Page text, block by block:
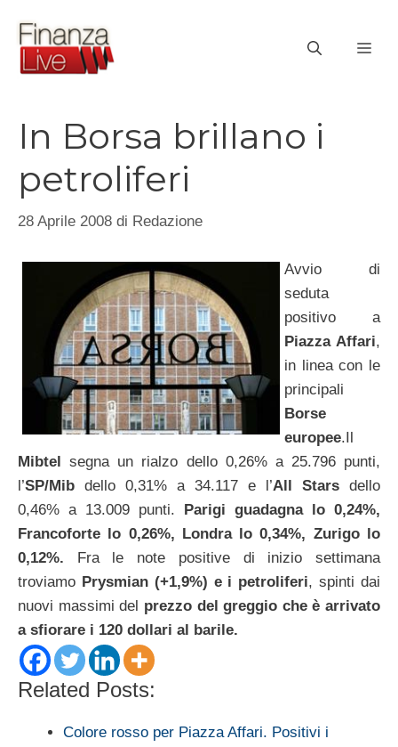
contenuto
In Borsa brillano i
petroliferi
28 Aprile 2008 di Redazione
Avvio di
seduta
positivo a
Piazza Affari,
in linea con le
principali
Borse
europee.Il
Mibtelsegna un rialzo dello 0,26% a 25.796 punti,
l’SP/Mib dello 0,31% a 34.117 e l’All Stars dello
0,46% a 13.009 punti.
Parigi guadagna lo 0,24%,
Francoforte lo 0,26%, Londra lo 0,34%, Zurigo lo
0,12%. Fra le note positive di inizio settimana
troviamo Prysmian (+1,9%) e i petroliferi, spinti dai
nuovi massimi del prezzo del greggio che è arrivato
a sfiorare i 120 dollari al barile.
Related Posts:
Colore rosso per Piazza Affari. Positivi i